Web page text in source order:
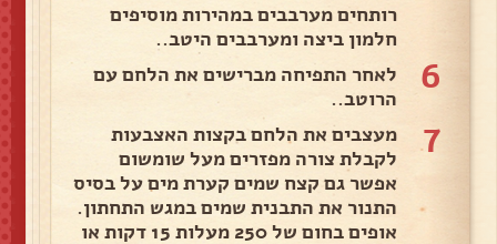
רותחים מערבבים במהירות מוסיפים
חלמון ביצה ומערבבים היטב..
6
לאחר התפיחה מברישים את הלחם עם
הרוטב..
7
מעצבים את הלחם בקצות האצבעות
לקבלת צורה מפזרים מעל שומשום
אפשר גם קצח שמים קערת מים על בסיס
התנור את התבנית שמים במגש התחתון.
אופים בחום של 250 מעלות 15 דקות או